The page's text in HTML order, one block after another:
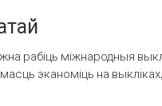
рабіць міжнародныя
эканоміць на